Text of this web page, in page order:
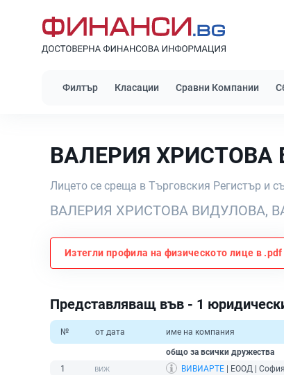
Филтър Класации Сравни Компании
ВАЛЕРИЯ ХРИСТОВА
Лицето се среща в Търговския Регистър и
ВАЛЕРИЯ ХРИСТОВА ВИДУЛОВА,
Изтегли профила на физическото лице в .pdf
Представляващ във - 1
№ от дата име на компания
общо за всички дружества
1
ВИВИАРТЕ | ЕООД | София